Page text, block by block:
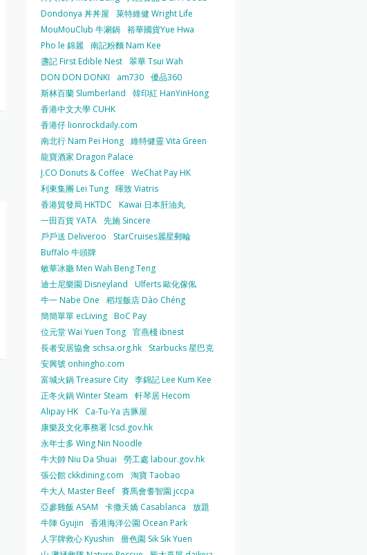
Dondonya 丼丼屋
萊特維健 Wright Life
MouMouClub 牛涮鍋 裕華國貨Yue Hwa
Pho le 錦麗 南記粉麵 Nam Kee
盞記 First Edible Nest 翠華 Tsui Wah
DON DON DONKI
am730 優品360
斯林百蘭 Slumberland
韓印紅 HanYinHong
香港中文大學 CUHK
香港仔 lionrockdaily.com
南北行 Nam Pei Hong 維特健靈 Vita Green
龍寶酒家 Dragon Palace
J.CO Donuts & Coffee
WeChat Pay HK
利東集團 Lei Tung 暉致 Viatris
香港貿發局 HKTDC
Kawai 日本肝油丸
一田百貨 YATA 先施 Sincere
戶戶送 Deliveroo
StarCruises麗星郵輪
Buffalo 牛頭牌
敏華冰廳 Men Wah Beng Teng
迪士尼樂園 Disneyland
Ulferts 歐化傢俬
牛一 Nabe One
稻埕飯店 Dào Chéng
簡簡單單 ecLiving BoC Pay
位元堂 Wai Yuen Tong 官燕棧 ibnest
長者安居協會 schsa.org.hk
Starbucks 星巴克
安興號 onhingho.com
富城火鍋 Treasure City 李錦記 Lee Kum Kee
正冬火鍋 Winter Steam
軒琴居 Hecom
Alipay HK
Ca-Tu-Ya 吉豚屋
康樂及文化事務署 lcsd.gov.hk
永年士多 Wing Nin Noodle
牛大帥 Niu Da Shuai
勞工處 labour.gov.hk
張公館 ckkdining.com
淘寶 Taobao
牛大人 Master Beef 賽馬會耆智園 jccpa
亞參雞飯 ASAM
卡撒天嬌 Casablanca
放題
牛陣 Gyujin
香港海洋公園 Ocean Park
人字牌救心 Kyushin
嗇色園 Sik Sik Yuen